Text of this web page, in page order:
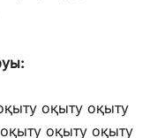
оқыту оқыту
оқыту оқыту